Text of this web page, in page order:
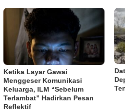
Ketika Layar Gawai
Menggeser Komunikasi
Keluarga, ILM “Sebelum
Terlambat” Hadirkan Pesan
Reflektif